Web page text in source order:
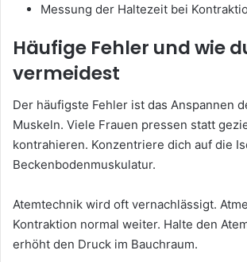
Messung der Haltezeit bei
Häufige Fehler und wie
vermeidest
Der häufigste Fehler ist das Anspannen
Muskeln. Viele Frauen pressen statt
kontrahieren. Konzentriere dich auf die
Beckenbodenmuskulatur.
Atemtechnik wird oft vernachlässigt.
Kontraktion normal weiter. Halte den
erhöht den Druck im Bauchraum.